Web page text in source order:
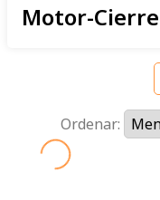
Motor-
Ordenar: